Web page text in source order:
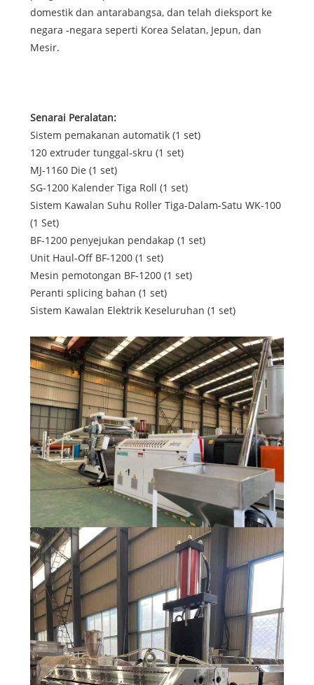
domestik dan antarabangsa, dan telah dieksport ke
negara -negara seperti Korea Selatan, Jepun, dan
Mesir.
Senarai Peralatan:
Sistem pemakanan automatik (1 set)
120 extruder tunggal-skru (1 set)
MJ-1160 Die (1 set)
SG-1200 Kalender Tiga Roll (1 set)
Sistem Kawalan Suhu Roller Tiga-Dalam-Satu WK-100
(1 Set)
BF-1200 penyejukan pendakap (1 set)
Unit Haul-Off BF-1200 (1 set)
Mesin pemotongan BF-1200 (1 set)
Peranti splicing bahan (1 set)
Sistem Kawalan Elektrik Keseluruhan (1 set)